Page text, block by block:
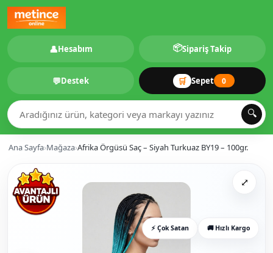
🔍
👤Hesabım 📦Sipariş Takip
💬Destek 🛒 Sepet 0
Ana Sayfa›Mağaza›Afrika Örgüsü Saç – Siyah Turkuaz BY19 – 100gr.
⚡ Çok Satan 🚚 Hızlı Kargo
⤢